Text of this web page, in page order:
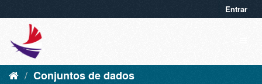
Entrar
Conjuntos de dados